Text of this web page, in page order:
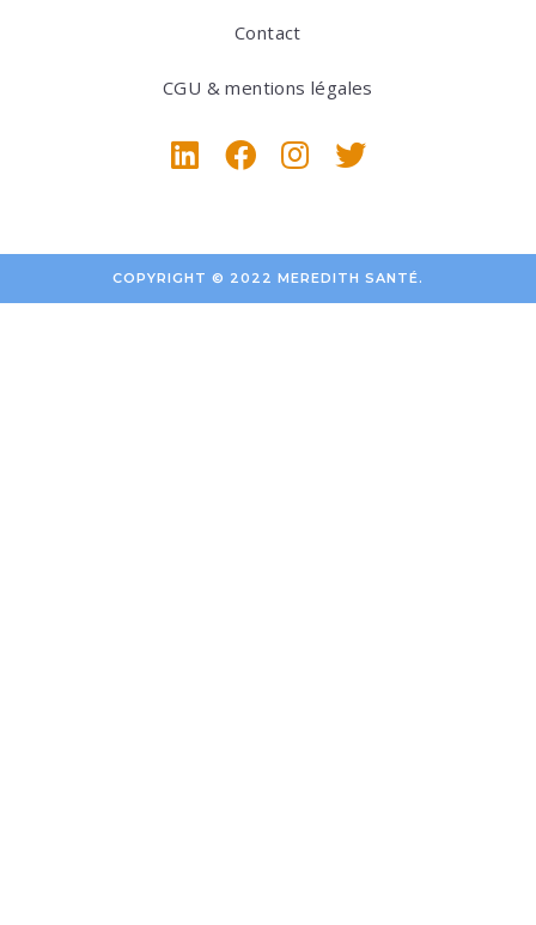
Contact
CGU & mentions légales
COPYRIGHT © 2022 MEREDITH SANTÉ.